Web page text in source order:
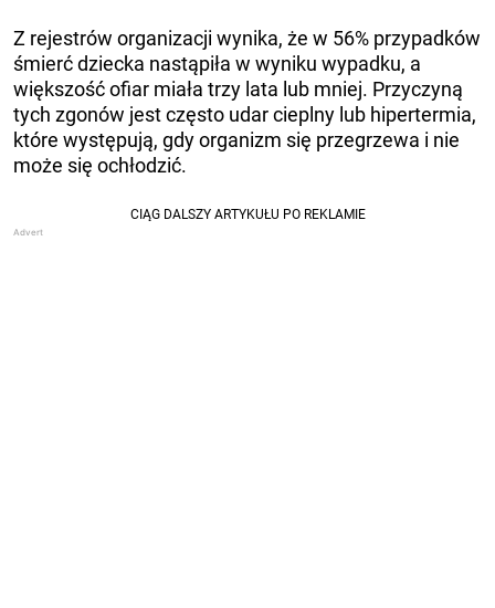
Z rejestrów organizacji wynika, że ​​w 56% przypadków
śmierć dziecka nastąpiła w wyniku wypadku, a
większość ofiar miała trzy lata lub mniej. Przyczyną
tych zgonów jest często udar cieplny lub hipertermia,
które występują, gdy organizm się przegrzewa i nie
może się ochłodzić.